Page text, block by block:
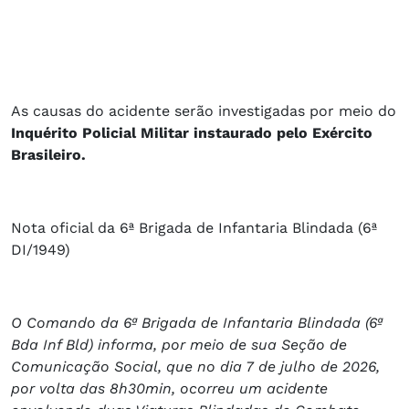
As causas do acidente serão investigadas por meio do
Inquérito Policial Militar instaurado pelo Exército
Brasileiro.
Nota oficial da 6ª Brigada de Infantaria Blindada (6ª
DI/1949)
O Comando da 6ª Brigada de Infantaria Blindada (6ª
Bda Inf Bld) informa, por meio de sua Seção de
Comunicação Social, que no dia 7 de julho de 2026,
por volta das 8h30min, ocorreu um acidente